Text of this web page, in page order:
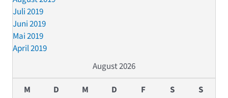
Juli 2019
Juni 2019
Mai 2019
April 2019
August 2026
M D M D F S S